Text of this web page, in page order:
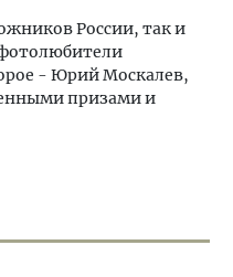
России, так и
- Юрий Москалев,
призами и